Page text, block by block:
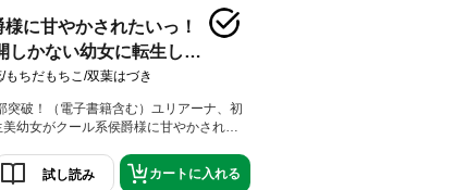
記憶を巡る旅へ送り込む。カピバラ様は
ミと過ごした日々を、シアは神官シリウ
、ゆっくりと回想していく。大切な人を
ない。それでもなお、歩き続けるために
成ファンタジー!!
に甘やかされたいっ！
しかない幼女に転生して
闘記～@COMIC 第2巻
突破！（電子書籍含む）ユリアーナ、初
ファンタジー、待望のコミカライズ第2